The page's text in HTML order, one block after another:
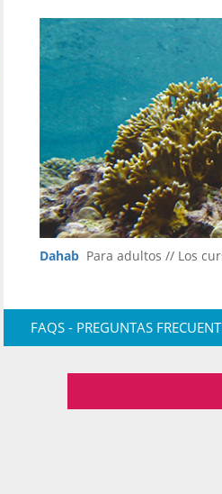
DahabPara adultos // Los
FAQS - PREGUNTAS